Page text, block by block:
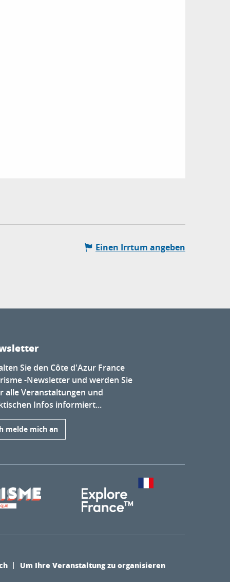
Einen Irrtum angeben
Sie den Côte d'Azur France
-Newsletter und werden Sie
alle Veranstaltungen und
Infos informiert...
melde mich an
Um Ihre Veranstaltung zu organisieren